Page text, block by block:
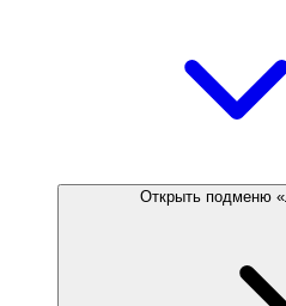
Открыть подменю